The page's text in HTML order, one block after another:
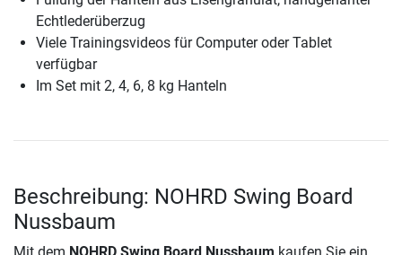
Echtlederüberzug
Viele Trainingsvideos für Computer oder Tablet
verfügbar
Im Set mit 2, 4, 6, 8 kg Hanteln
Beschreibung: NOHRD Swing Board
Nussbaum